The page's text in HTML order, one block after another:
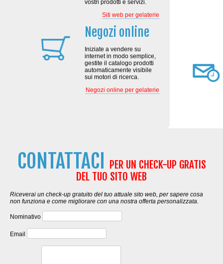
vostri prodotti e servizi.
Siti web per gelaterie
Negozi online
Iniziate a vendere su
internet in modo semplice,
gestite il catalogo prodotti
automaticamente visibile
sui motori di ricerca.
Negozi online per gelaterie
CONTATTACI
PER UN CHECK-UP GRATIS
DEL TUO SITO WEB
Riceverai un check-up gratuito del tuo attuale sito web, per sapere cosa
non funziona e come migliorare con una nostra offerta personalizzata.
Nominativo
Email